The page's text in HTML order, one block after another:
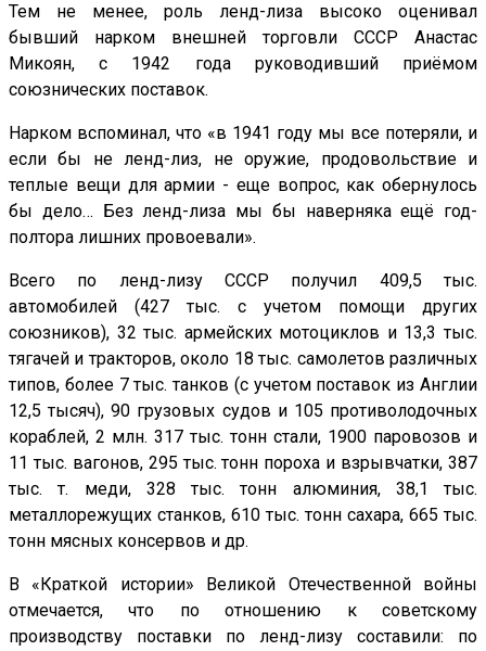
Тем не менее, роль ленд-лиза высоко оценивал
бывший нарком внешней торговли СССР Анастас
Микоян, с 1942 года руководивший приёмом
союзнических поставок.
Нарком вспоминал, что «в 1941 году мы все потеряли, и
если бы не ленд-лиз, не оружие, продовольствие и
теплые вещи для армии - еще вопрос, как обернулось
бы дело… Без ленд-лиза мы бы наверняка ещё год-
полтора лишних провоевали».
Всего по ленд-лизу СССР получил 409,5 тыс.
автомобилей (427 тыс. с учетом помощи других
союзников), 32 тыс. армейских мотоциклов и 13,3 тыс.
тягачей и тракторов, около 18 тыс. самолетов различных
типов, более 7 тыс. танков (с учетом поставок из Англии
12,5 тысяч), 90 грузовых судов и 105 противолодочных
кораблей, 2 млн. 317 тыс. тонн стали, 1900 паровозов и
11 тыс. вагонов, 295 тыс. тонн пороха и взрывчатки, 387
тыс. т. меди, 328 тыс. тонн алюминия, 38,1 тыс.
металлорежущих станков, 610 тыс. тонн сахара, 665 тыс.
тонн мясных консервов и др.
В «Краткой истории» Великой Отечественной войны
отмечается, что по отношению к советскому
производству поставки по ленд-лизу составили: по